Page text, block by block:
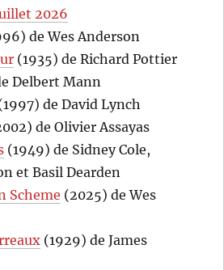
2026
de Wes Anderson
(1935) de Richard Pottier
Delbert Mann
de David Lynch
de Olivier Assayas
(1949) de Sidney Cole,
et Basil Dearden
Scheme (2025) de Wes
(1929) de James